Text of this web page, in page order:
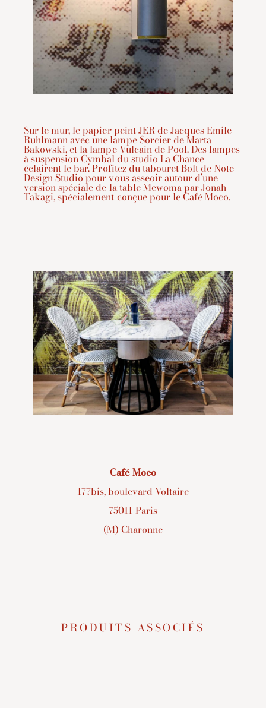
Sur le mur, le papier peint JER de Jacques Emile
Ruhlmann avec une lampe Sorcier de Marta
Bakowski, et la lampe Vulcain de Pool. Des lampes
à suspension Cymbal du studio La Chance
éclairent le bar. Profitez du tabouret Bolt de Note
Design Studio pour vous asseoir autour d’une
version spéciale de la table Mewoma par Jonah
Takagi, spécialement conçue pour le Café Moco.
Café Moco
177bis, boulevard Voltaire
75011 Paris
(M) Charonne
PRODUITS ASSOCIÉS